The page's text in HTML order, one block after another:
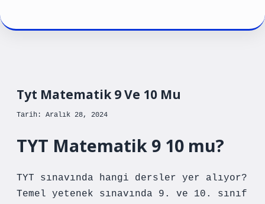
Tyt Matematik 9 Ve 10 Mu
Tarih: Aralık 28, 2024
TYT Matematik 9 10 mu?
TYT sınavında hangi dersler yer alıyor?
Temel yetenek sınavında 9. ve 10. sınıf